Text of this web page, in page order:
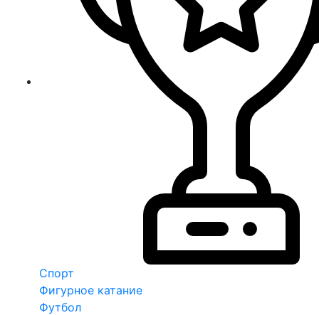
Спорт
Фигурное катание
Футбол